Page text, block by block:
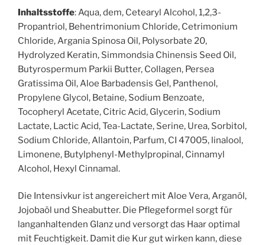
Inhaltsstoffe: Aqua, dem, Cetearyl Alcohol, 1,2,3-
Propantriol, Behentrimonium Chloride, Cetrimonium
Chloride, Argania Spinosa Oil, Polysorbate 20,
Hydrolyzed Keratin, Simmondsia Chinensis Seed Oil,
Butyrospermum Parkii Butter, Collagen, Persea
Gratissima Oil, Aloe Barbadensis Gel, Panthenol,
Propylene Glycol, Betaine, Sodium Benzoate,
Tocopheryl Acetate, Citric Acid, Glycerin, Sodium
Lactate, Lactic Acid, Tea-Lactate, Serine, Urea, Sorbitol,
Sodium Chloride, Allantoin, Parfum, CI 47005, linalool,
Limonene, Butylphenyl-Methylpropinal, Cinnamyl
Alcohol, Hexyl Cinnamal.
Die Intensivkur ist angereichert mit Aloe Vera, Arganöl,
Jojobaöl und Sheabutter. Die Pflegeformel sorgt für
langanhaltenden Glanz und versorgt das Haar optimal
mit Feuchtigkeit. Damit die Kur gut wirken kann, diese